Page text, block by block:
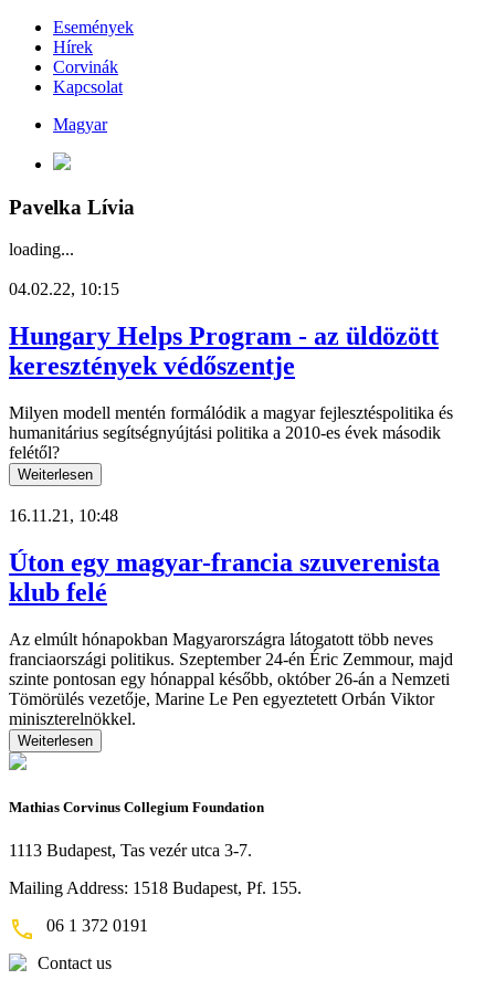
Események
Hírek
Corvinák
Kapcsolat
Magyar
Pavelka Lívia
loading...
04.02.22, 10:15
Hungary Helps Program - az üldözött
keresztények védőszentje
Milyen modell mentén formálódik a magyar fejlesztéspolitika és
humanitárius segítségnyújtási politika a 2010-es évek második
felétől?
Weiterlesen
16.11.21, 10:48
Úton egy magyar-francia szuverenista
klub felé
Az elmúlt hónapokban Magyarországra látogatott több neves
franciaországi politikus. Szeptember 24-én Éric Zemmour, majd
szinte pontosan egy hónappal később, október 26-án a Nemzeti
Tömörülés vezetője, Marine Le Pen egyeztetett Orbán Viktor
miniszterelnökkel.
Weiterlesen
Mathias Corvinus Collegium Foundation
1113 Budapest, Tas vezér utca 3-7.
Mailing Address: 1518 Budapest, Pf. 155.
06 1 372 0191
Contact us